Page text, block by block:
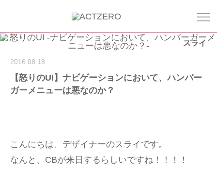
スライ
2016.08.18
【怒りのUI】ナビゲーションにおいて、ハンバー
ガーメニューは悪なのか？
こんにちは、デザイナーのスライです。
なんと、CBが来日するらしいですね！！！！